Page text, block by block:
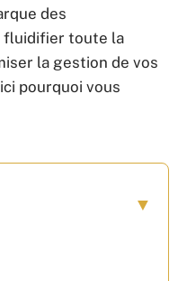
des
fluidifier toute la
la gestion de vos
pourquoi vous